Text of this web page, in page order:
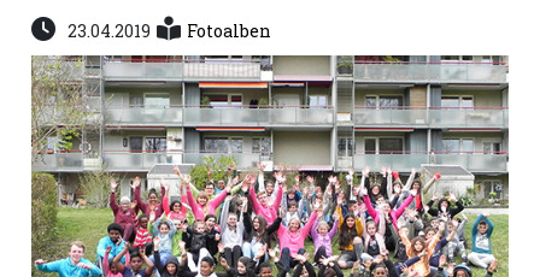
Veranstaltungen
Stellen
E-
Paper
App
23.04.2019 Fotoalben